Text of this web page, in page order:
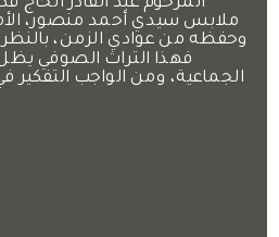
المرحوم عبد القادر الحاج
ملابس سيدي أحمد منصور،
وحفظه من عوادي الزمن، بالنظر
فهذا التراث الصوفي يظل
الجماعية، ومن الواجب التفكير